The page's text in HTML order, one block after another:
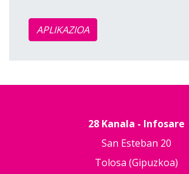
APLIKAZIOA
28 Kanala - Infosare
San Esteban 20
Tolosa (Gipuzkoa)